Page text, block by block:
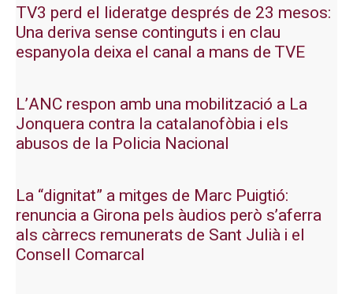
TV3 perd el lideratge després de 23 mesos:
Una deriva sense continguts i en clau
espanyola deixa el canal a mans de TVE
L’ANC respon amb una mobilització a La
Jonquera contra la catalanofòbia i els
abusos de la Policia Nacional
La “dignitat” a mitges de Marc Puigtió:
renuncia a Girona pels àudios però s’aferra
als càrrecs remunerats de Sant Julià i el
Consell Comarcal